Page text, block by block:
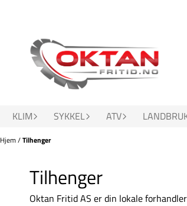
KLIM SYKKEL ATV
Hjem/Tilhenger
Tilhenger
Oktan Fritid AS er din lokale